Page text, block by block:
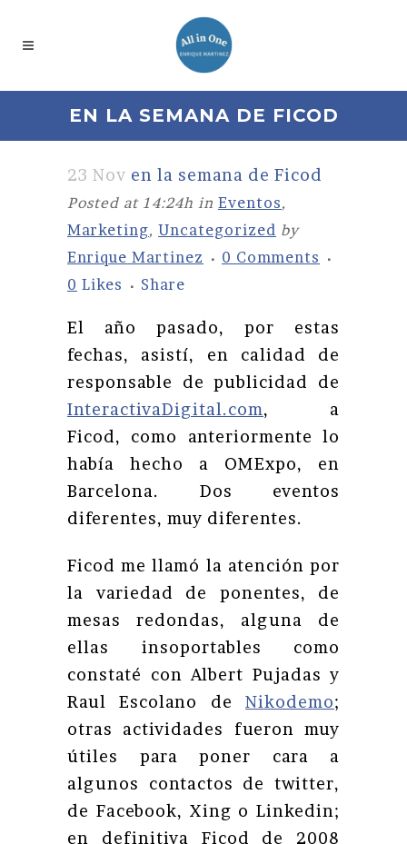
EN LA SEMANA DE FICOD
23 Nov en la semana de Ficod
Posted at 14:24h in Eventos,
Marketing, Uncategorized by
Enrique Martinez
0 Comments
0 Likes Share
El año pasado, por estas
fechas, asistí, en calidad de
responsable de publicidad de
InteractivaDigital.com, a
Ficod, como anteriormente lo
había hecho a OMExpo, en
Barcelona. Dos eventos
diferentes, muy diferentes.
Ficod me llamó la atención por
la variedad de ponentes, de
mesas redondas, alguna de
ellas insoportables como
constaté con Albert Pujadas y
Raul Escolano de Nikodemo;
otras actividades fueron muy
útiles para poner cara a
algunos contactos de twitter,
de Facebook, Xing o Linkedin;
en definitiva Ficod de 2008